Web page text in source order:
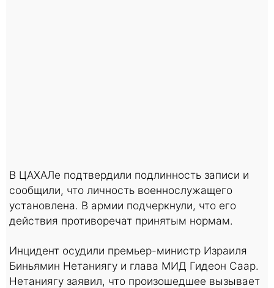
В ЦАХАЛе подтвердили подлинность записи и
сообщили, что личность военнослужащего
установлена. В армии подчеркнули, что его
действия противоречат принятым нормам.
Инцидент осудили премьер-министр Израиля
Биньямин Нетаниягу и глава МИД Гидеон Саар.
Нетаниягу заявил, что произошедшее вызывает